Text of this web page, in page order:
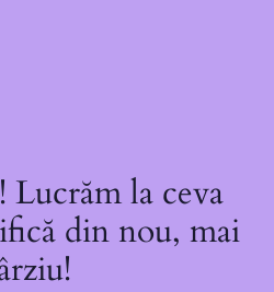
Lucrăm la ceva
din nou, mai